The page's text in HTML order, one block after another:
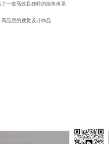
一套高效且独特的服务体系
品质的视觉设计作品